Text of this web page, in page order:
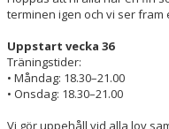
terminen igen och vi ser fram
Uppstart vecka 36
Träningstider:
• Måndag: 18.30–21.00
• Onsdag: 18.30–21.00
Vi gör uppehåll vid alla lov